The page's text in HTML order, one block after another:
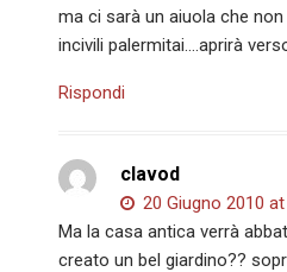
ma ci sarà un aiuola che
incivili palermitai….aprirà
Rispondi
clavod
20 Giugno 2010 at
Ma la casa antica verrà
creato un bel giardino??